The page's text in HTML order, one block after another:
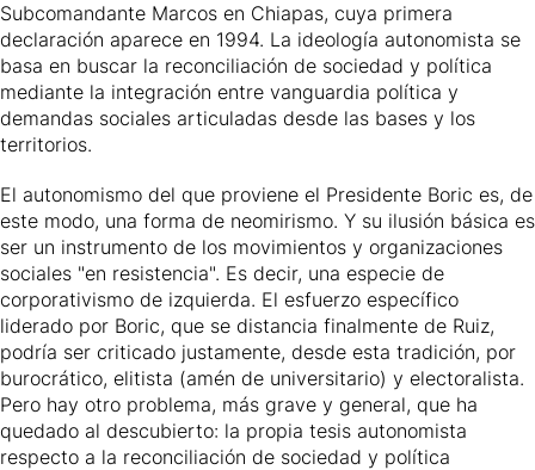
Subcomandante Marcos en Chiapas, cuya primera
declaración aparece en 1994. La ideología autonomista se
basa en buscar la reconciliación de sociedad y política
mediante la integración entre vanguardia política y
demandas sociales articuladas desde las bases y los
territorios.
El autonomismo del que proviene el Presidente Boric es, de
este modo, una forma de neomirismo. Y su ilusión básica es
ser un instrumento de los movimientos y organizaciones
sociales "en resistencia". Es decir, una especie de
corporativismo de izquierda. El esfuerzo específico
liderado por Boric, que se distancia finalmente de Ruiz,
podría ser criticado justamente, desde esta tradición, por
burocrático, elitista (amén de universitario) y electoralista.
Pero hay otro problema, más grave y general, que ha
quedado al descubierto: la propia tesis autonomista
respecto a la reconciliación de sociedad y política